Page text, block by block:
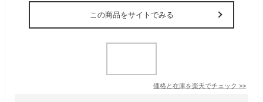
この商品をサイトでみる
価格と在庫を楽天でチェック >>